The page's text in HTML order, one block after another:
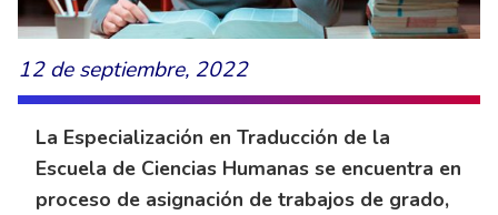
12 de septiembre, 2022
La Especialización en Traducción de la
Escuela de Ciencias Humanas se encuentra en
proceso de asignación de trabajos de grado,